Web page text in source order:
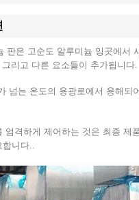
판은 고순도 알루미늄 잉곳에서
리고 다른 요소들이 추가됩니다.
넘는 온도의 용광로에서 용해되
엄격하게 제어하는 ​​것은 최종 제
니다..